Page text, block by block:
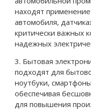
находят
автомобиля,
критически важных
надежных
3. Бытовая
подходят для
ноутбуки,
обеспечивая
для повышения